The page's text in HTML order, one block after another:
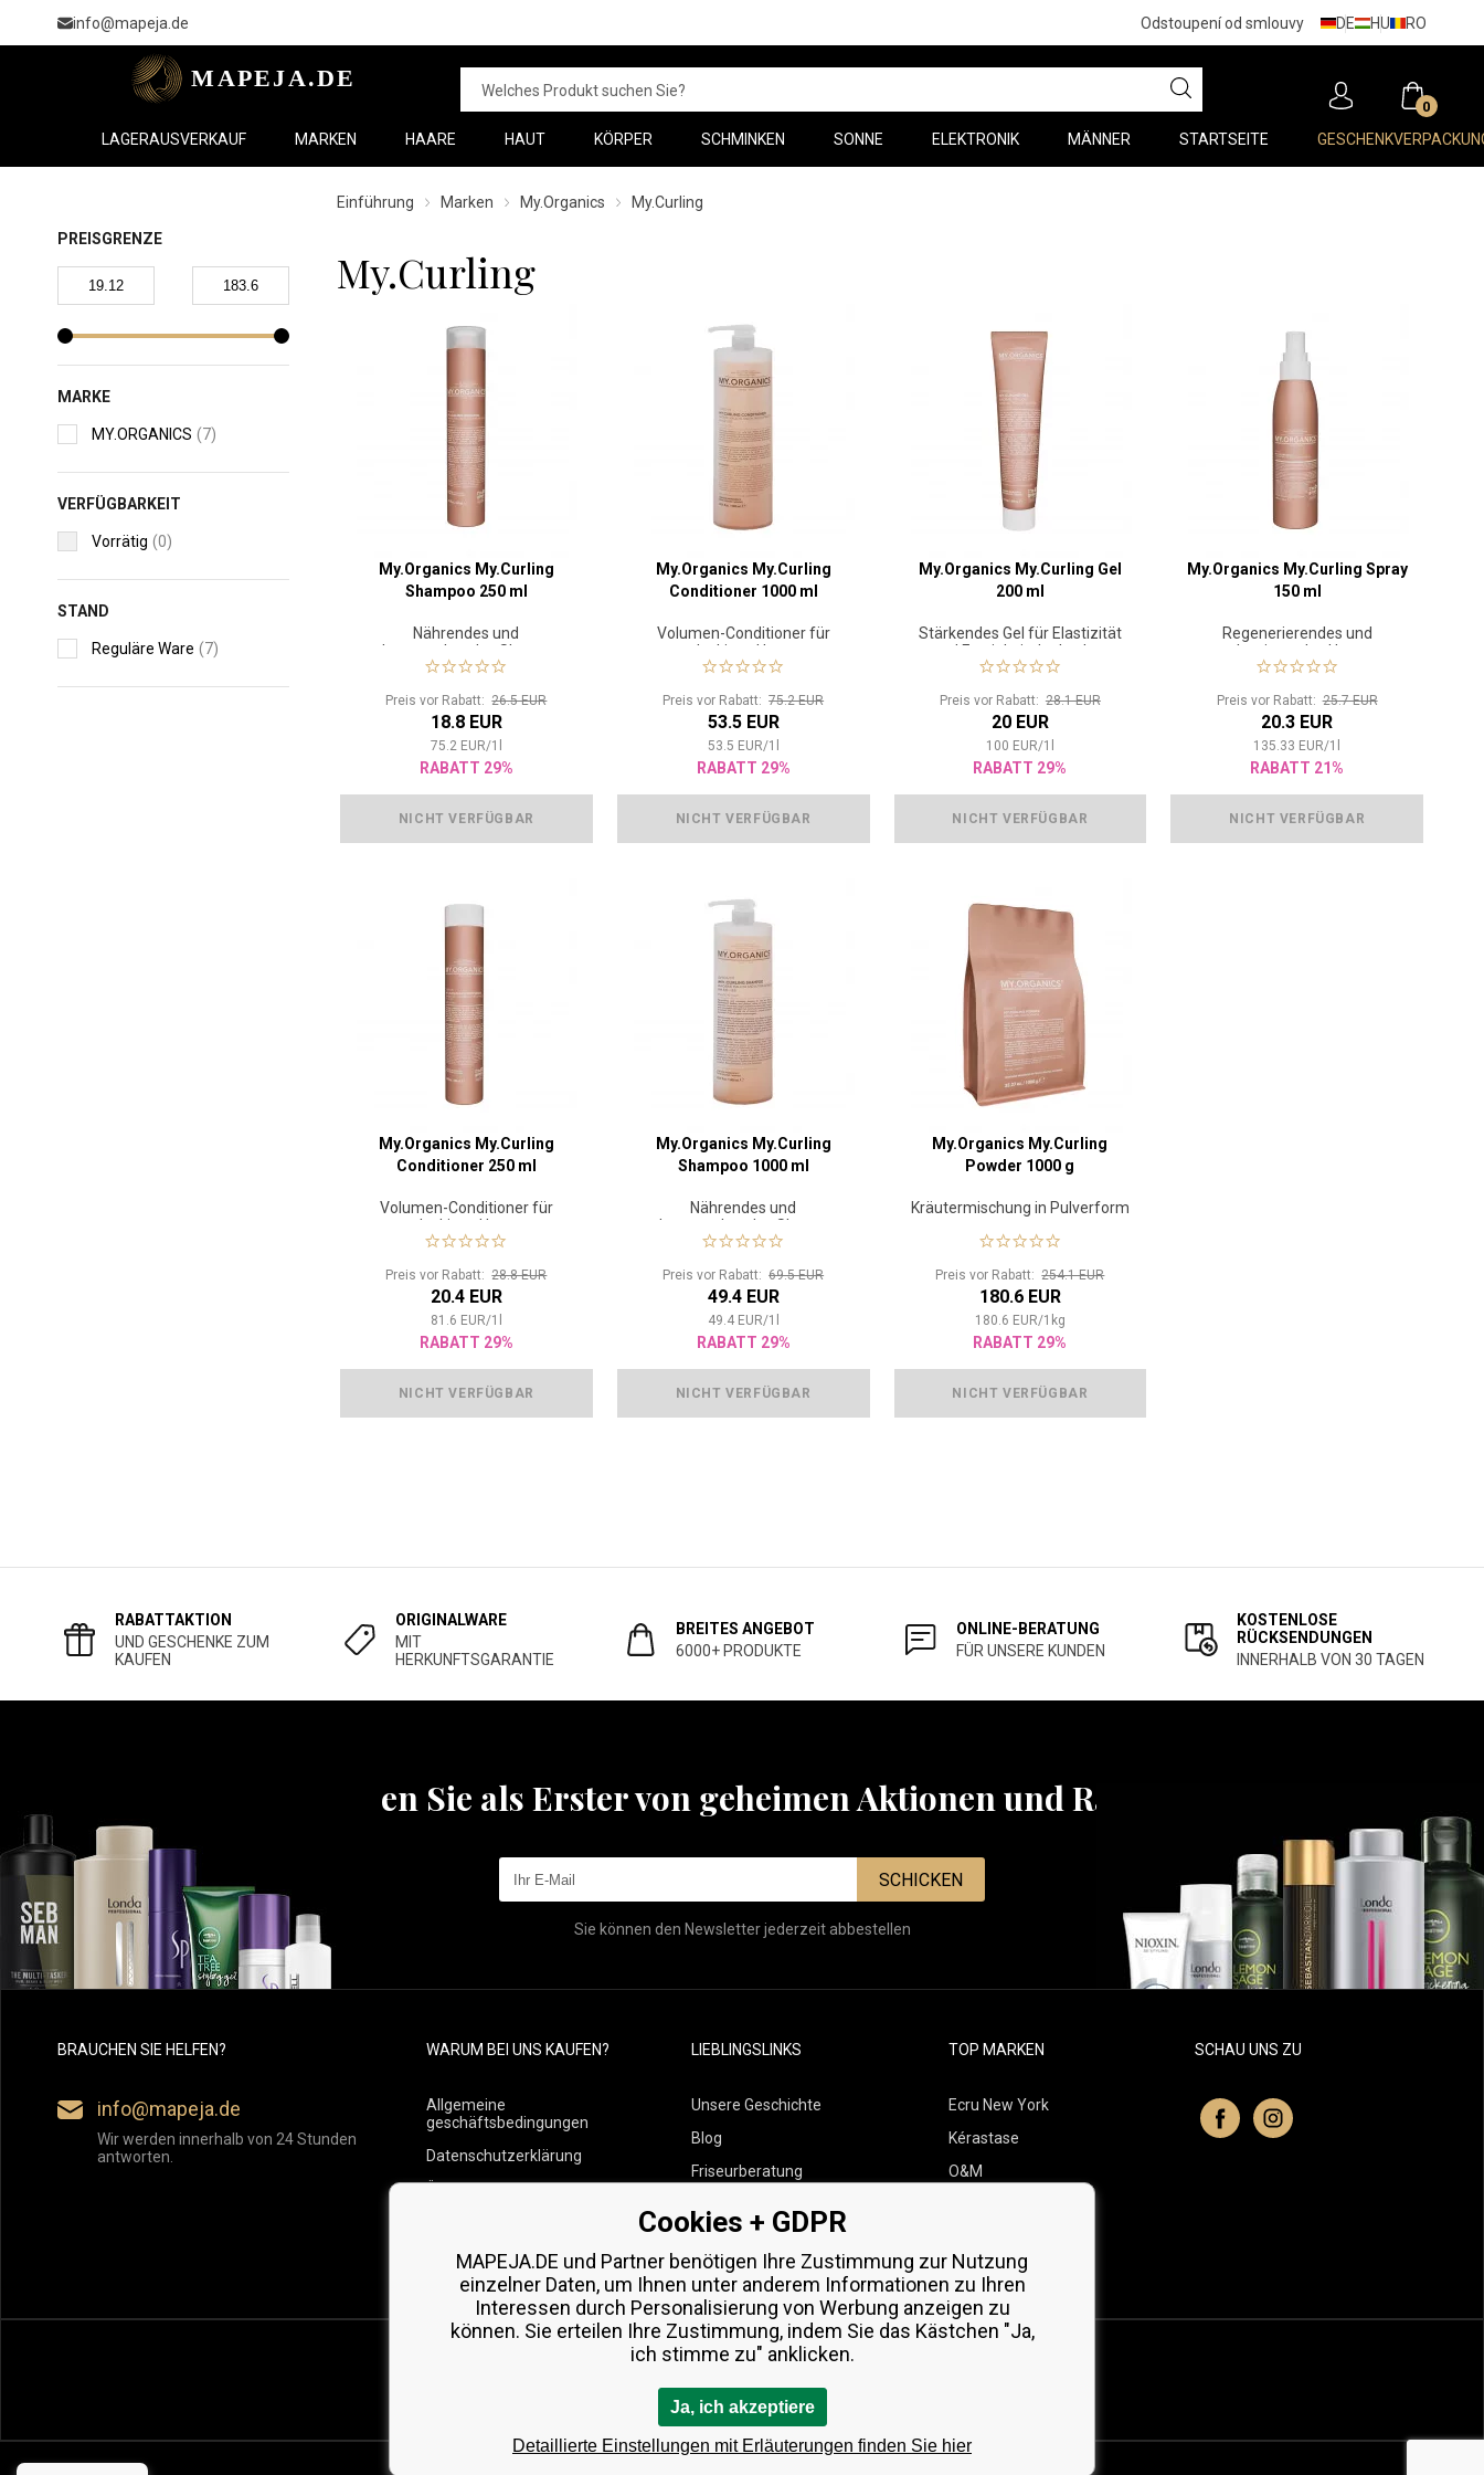
info@mapeja.de Odstoupení od smlouvy DE HU RO
0
LAGERAUSVERKAUF MARKEN HAARE HAUT KÖRPER SCHMINKEN SONNE ELEKTRONIK MÄNNER STARTSEITE
PREISGRENZE
MARKE
MY.ORGANICS (7)
VERFÜGBARKEIT
Vorrätig (0)
STAND
Reguläre Ware (7)
Einführung Marken My.Organics My.Curling
My.Curling
My.Organics My.Curling
Shampoo 250 ml
Nährendes und
volumengebendes Shampoo
für lockiges Haar
Preis vor Rabatt:26.5 EUR
18.8 EUR
75.2 EUR/1
RABATT 29%
NICHT VERFÜGBAR
My.Organics My.Curling
Conditioner 1000 ml
Volumen-Conditioner für
lockiges Haar
Preis vor Rabatt:75.2 EUR
53.5 EUR
53.5 EUR/1
RABATT 29%
NICHT VERFÜGBAR
My.Organics My.Curling Gel
200 ml
Stärkendes Gel für Elastizität
und Festigkeit der Locken
Preis vor Rabatt: 28.1 EUR
20 EUR
100 EUR/1
RABATT 29%
NICHT VERFÜGBAR
My.Organics My.Curling Spray
150 ml
Regenerierendes und
restrukturierendes Haarspray
Preis vor Rabatt:25.7 EUR
20.3 EUR
135.33 EUR/1
RABATT 21%
NICHT VERFÜGBAR
My.Organics My.Curling
Conditioner 250 ml
Volumen-Conditioner für
lockiges Haar
Preis vor Rabatt:28.8 EUR
20.4 EUR
81.6 EUR/1
RABATT 29%
NICHT VERFÜGBAR
My.Organics My.Curling
Shampoo 1000 ml
Nährendes und
volumengebendes Shampoo
für lockiges Haar
Preis vor Rabatt:69.5 EUR
49.4 EUR
49.4 EUR/1
RABATT 29%
NICHT VERFÜGBAR
My.Organics My.Curling
Powder 1000 g
Kräutermischung in Pulverform
Preis vor Rabatt:254.1 EUR
180.6 EUR
180.6 EUR/1 kg
RABATT 29%
NICHT VERFÜGBAR
RABATTAKTION
UND GESCHENKE ZUM
KAUFEN
ORIGINALWARE
MIT
HERKUNFTSGARANTIE
BREITES ANGEBOT
6000+ PRODUKTE
ONLINE-BERATUNG
FÜR UNSERE KUNDEN
KOSTENLOSE
RÜCKSENDUNGEN
INNERHALB VON 30 TAGEN
Erfahren Sie als Erster von geheimen Aktionen und Rabatten
SCHICKEN
Sie können den Newsletter jederzeit abbestellen
BRAUCHEN SIE HELFEN?
info@mapeja.de
Wir werden innerhalb von 24 Stunden
antworten.
WARUM BEI UNS KAUFEN?
Allgemeine
geschäftsbedingungen
Datenschutzerklärung
Übersicht über Zahlungen und
LIEBLINGSLINKS
Unsere Geschichte
Blog
Friseurberatung
Kostenlose Produktproben
TOP MARKEN
Ecru New York
Kérastase
O&M
Zenz Organic
SCHAU UNS ZU
Cookies + GDPR
MAPEJA.DE und Partner benötigen Ihre Zustimmung zur Nutzung
einzelner Daten, um Ihnen unter anderem Informationen zu Ihren
Interessen durch Personalisierung von Werbung anzeigen zu
können. Sie erteilen Ihre Zustimmung, indem Sie das Kästchen "Ja,
ich stimme zu" anklicken.
Ja, ich akzeptiere
Detaillierte Einstellungen mit Erläuterungen finden Sie hier